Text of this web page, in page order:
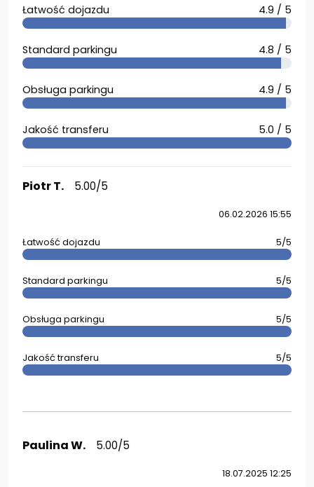
Łatwość dojazdu 4.9 / 5
Standard parkingu 4.8 / 5
Obsługa parkingu 4.9 / 5
Jakość transferu 5.0 / 5
Piotr T. 5.00/5
06.02.2026 15:55
Łatwość dojazdu 5/5
Standard parkingu 5/5
Obsługa parkingu 5/5
Jakość transferu 5/5
Paulina W. 5.00/5
18.07.2025 12:25